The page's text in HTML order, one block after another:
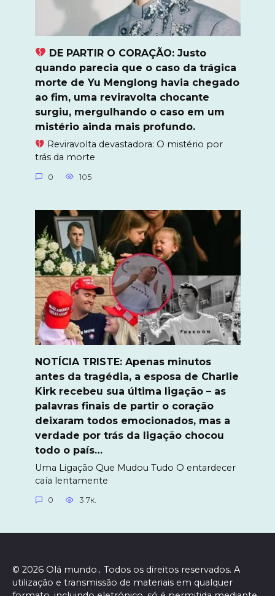
DE PARTIR O CORAÇÃO: Justo
quando parecia que o caso da trágica
morte de Yu Menglong havia chegado
ao fim, uma reviravolta chocante
surgiu, mergulhando o caso em um
mistério ainda mais profundo.
Reviravolta devastadora: O mistério por
trás da morte
0 105
NOTÍCIA TRISTE: Apenas minutos
antes da tragédia, a esposa de Charlie
Kirk recebeu sua última ligação – as
palavras finais de partir o coração
deixaram todos emocionados, mas a
verdade por trás da ligação chocou
todo o país…
Uma Ligação Que Mudou Tudo O entardecer
caía lentamente
0 3.7к.
© 2026 Olá mundo․ Todos os direitos reservados. A
utilização e transmissão de materiais em qualquer